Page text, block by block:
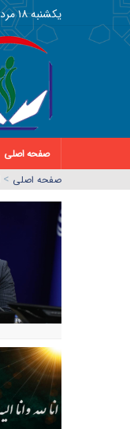
يکشنبه ١٨ مرداد ١٤٠٥
صفحه اصلی
صفحه اصلي >